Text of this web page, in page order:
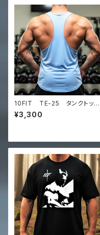
10FIT TE-25 タンクトッ
プ ストレッチ 筋トレ トレー
ニング 筋トレ 水色 TANK
¥3,300